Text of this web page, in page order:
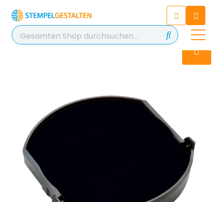
Chatten Sie 24/7 mit unserem
hilfreichen Chatbot
Kontakt
+49 2038 0480 403